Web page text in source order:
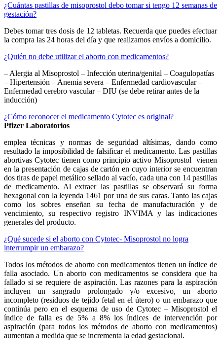
¿Cuántas pastillas de misoprostol debo tomar si tengo 12 semanas de
gestación?
Debes tomar tres dosis de 12 tabletas. Recuerda que puedes efectuar
la compra las 24 horas del día y que realizamos envíos a domicilio.
¿Quién no debe utilizar el aborto con medicamentos?
– Alergia al Misoprostol – Infección uterina/genital – Coagulopatías
– Hipertensión – Anemia severa – Enfermedad cardiovascular –
Enfermedad cerebro vascular – DIU (se debe retirar antes de la
inducción)
¿Cómo reconocer el medicamento Cytotec es original?
Pfizer Laboratorios
emplea técnicas y normas de seguridad altísimas, dando como
resultado la imposibilidad de falsificar el medicamento. Las pastillas
abortivas Cytotec tienen como principio activo Misoprostol vienen
en la presentación de cajas de cartón en cuyo interior se encuentran
dos tiras de papel metálico sellado al vacío, cada una con 14 pastillas
de medicamento. Al extraer las pastillas se observará su forma
hexagonal con la leyenda 1461 por una de sus caras. Tanto las cajas
como los sobres enseñan su fecha de manufacturación y de
vencimiento, su respectivo registro INVIMA y las indicaciones
generales del producto.
¿Qué sucede si el aborto con Cytotec- Misoprostol no logra
interrumpir un embarazo?
Todos los métodos de aborto con medicamentos tienen un índice de
falla asociado. Un aborto con medicamentos se considera que ha
fallado si se requiere de aspiración. Las razones para la aspiración
incluyen un sangrado prolongado y/o excesivo, un aborto
incompleto (residuos de tejido fetal en el útero) o un embarazo que
continúa pero en el esquema de uso de Cytotec – Misoprostol el
índice de falla es de 5% a 8% los índices de intervención por
aspiración (para todos los métodos de aborto con medicamentos)
aumentan a medida que se incrementa la edad gestacional.